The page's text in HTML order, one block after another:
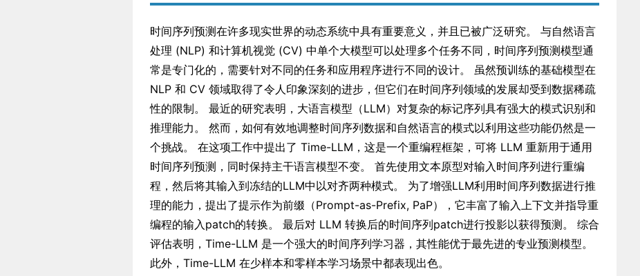
时间序列预测在许多现实世界的动态系统中具有重要意义，并且已被广泛研究。 与自然语言
处理 (NLP) 和计算机视觉 (CV) 中单个大模型可以处理多个任务不同，时间序列预测模型通
常是专门化的，需要针对不同的任务和应用程序进行不同的设计。 虽然预训练的基础模型在
NLP 和 CV 领域取得了令人印象深刻的进步，但它们在时间序列领域的发展却受到数据稀疏
性的限制。 最近的研究表明，大语言模型（LLM）对复杂的标记序列具有强大的模式识别和
推理能力。 然而，如何有效地调整时间序列数据和自然语言的模式以利用这些功能仍然是一
个挑战。 在这项工作中提出了 Time-LLM，这是一个重编程框架，可将 LLM 重新用于通用
时间序列预测，同时保持主干语言模型不变。 首先使用文本原型对输入时间序列进行重编
程，然后将其输入到冻结的LLM中以对齐两种模式。 为了增强LLM利用时间序列数据进行推
理的能力，提出了提示作为前缀（Prompt-as-Prefix, PaP），它丰富了输入上下文并指导重
编程的输入patch的转换。 最后对 LLM 转换后的时间序列patch进行投影以获得预测。 综合
评估表明，Time-LLM 是一个强大的时间序列学习器，其性能优于最先进的专业预测模型。
此外，Time-LLM 在少样本和零样本学习场景中都表现出色。